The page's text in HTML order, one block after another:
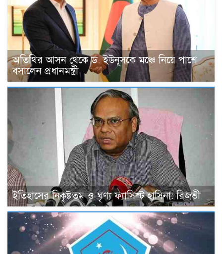
অতিথির আসন থেকে ড. ইউনূসকে মঞ্চে নিয়ে পাশে
বসালেন প্রধানমন্ত্রী
ইতিহাসের নিকৃষ্টতম ও ঘৃণ্য ফ্যাসিস্ট হাসিনা: রিজভী